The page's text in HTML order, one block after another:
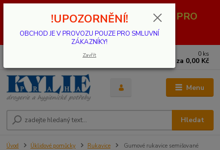
OBCHOD JE V PROVOZU POUZE PRO
SMLUVNÍ ZÁKAZNÍKY!
Menu
Hledat
0 ks
za 0,00 Kč
Úvod Úklidové pomůcky Rukavice Gumové rukavice semišované
!UPOZORNĚNÍ!
OBCHOD JE V PROVOZU POUZE PRO SMLUVNÍ
ZÁKAZNÍKY!
Zavřít